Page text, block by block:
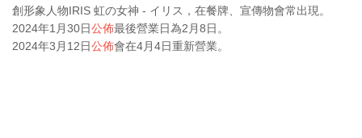
創形象人物IRIS 虹の女神 - イリス，在餐牌、宣傳物會常出現。
2024年1月30日公佈最後營業日為2月8日。
2024年3月12日公佈會在4月4日重新營業。